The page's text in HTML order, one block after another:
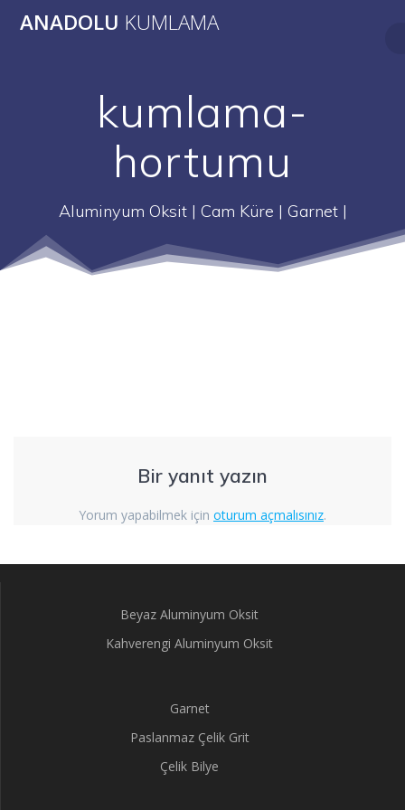
to
ANADOLU KUMLAMA
kumlama-
hortumu
Aluminyum Oksit | Cam Küre | Garnet |
Bir yanıt yazın
Yorum yapabilmek için oturum açmalısınız.
Beyaz Aluminyum Oksit
Kahverengi Aluminyum Oksit
Garnet
Paslanmaz Çelik Grit
Çelik Bilye